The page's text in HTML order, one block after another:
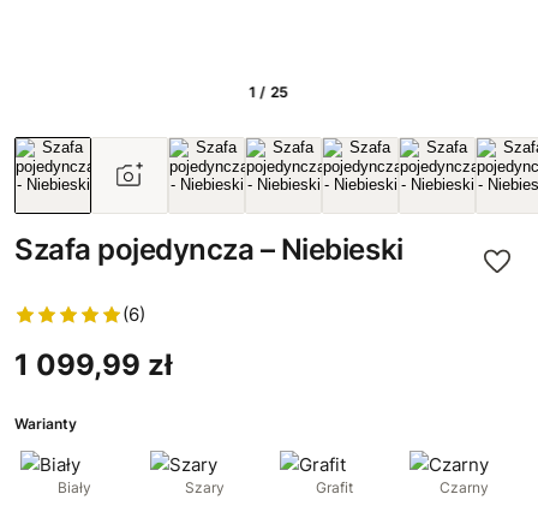
1 / 25
Szafa pojedyncza – Niebieski
(6)
1 099,99 zł
Warianty
Biały Szary Grafit Czarny